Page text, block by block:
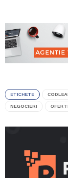
ETICHETE
NEGOCIERI